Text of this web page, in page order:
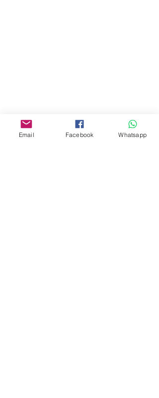
Mall,Nathan Road 534-538,
Yau Ma Tei, Hong Kong.
Email Facebook Whatsapp